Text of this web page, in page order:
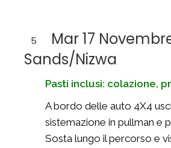
5
Mar 17
Sands/Nizwa
Pasti inclusi: colazione,
A bordo delle auto 4X4
sistemazione in pullman e
Sosta lungo il percorso e